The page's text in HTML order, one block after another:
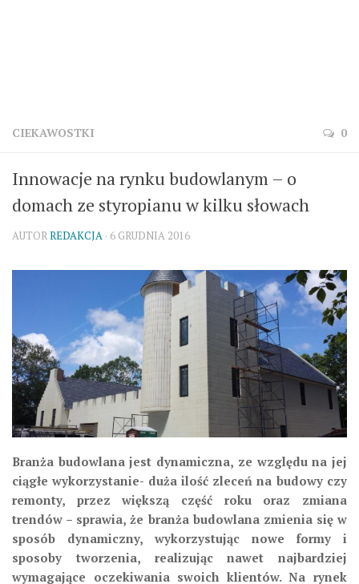
CIEKAWOSTKI 0
Innowacje na rynku budowlanym – o
domach ze styropianu w kilku słowach
AUTORREDAKCJA · 6 GRUDNIA 2016
Branża budowlana jest dynamiczna, ze względu na jej
ciągłe wykorzystanie- duża ilość zleceń na budowy czy
remonty, przez większą część roku oraz zmiana
trendów – sprawia, że branża budowlana zmienia się w
sposób dynamiczny, wykorzystując nowe formy i
sposoby tworzenia, realizując nawet najbardziej
wymagające oczekiwania swoich klientów. Na rynek